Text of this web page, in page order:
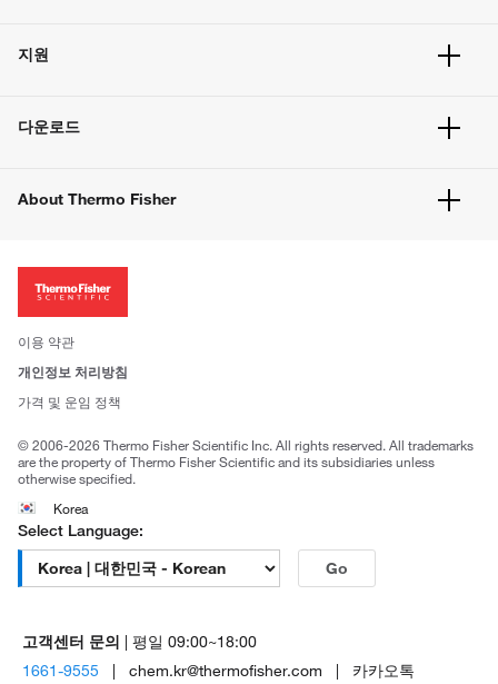
주문 방법
벌크 주문
지원
고객 센터
웹사이트 개선사항
다운로드
About Thermo Fisher
투자자
사회적 책임
브랜드
이용 약관
개인정보 처리방침
가격 및 운임 정책
© 2006-2026 Thermo Fisher Scientific Inc. All rights reserved. All trademarks
are the property of Thermo Fisher Scientific and its subsidiaries unless
otherwise specified.
Korea
Select Language:
Go
고객센터 문의
| 평일 09:00~18:00
1661-9555 | chem.kr@thermofisher.com | 카카오톡